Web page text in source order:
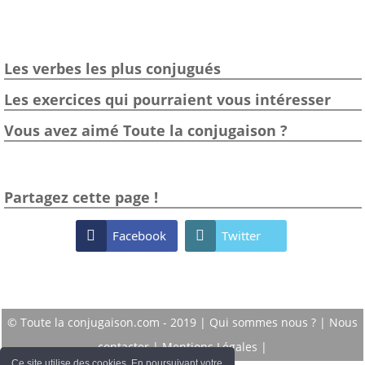
Les verbes les plus conjugués
Les exercices qui pourraient vous intéresser
Vous avez aimé Toute la conjugaison ?
Partagez cette page !
 Facebook  Twitter
© Toute la conjugaison.com - 2019 | Qui sommes nous ? | Nous
contacter|Mentions Légales |